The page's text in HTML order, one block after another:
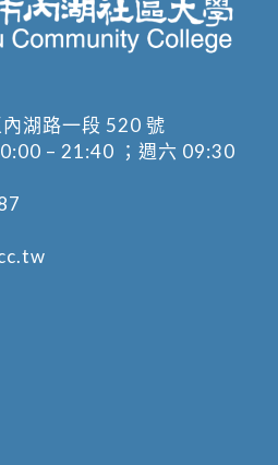
湖路一段 520 號
– 21:40 ；週六 09:30